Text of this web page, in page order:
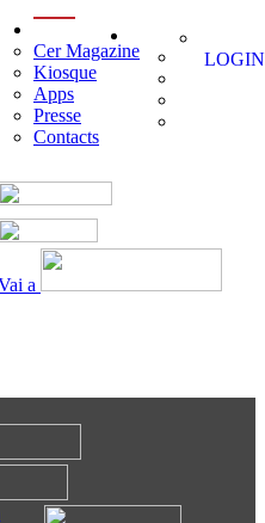
a
Cer Magazine
Kiosque
Apps
Presse
Contacts
LOGIN